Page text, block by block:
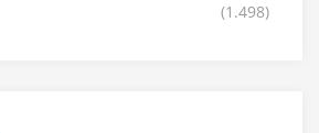
(1.498)